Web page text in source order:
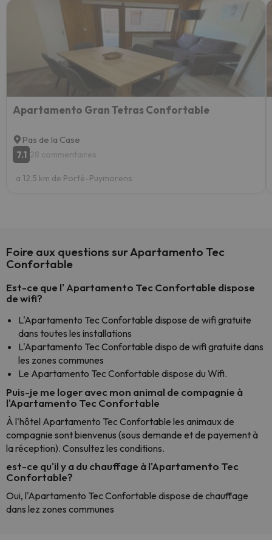
Apartamento Gran Tetras Confortable
Pas de la Case
7.1 28 commentaires
a 12.5 km de Porté-Puymorens
Foire aux questions sur Apartamento Tec
Confortable
Est-ce que l' Apartamento Tec Confortable dispose
de wifi?
L'Apartamento Tec Confortable dispose de wifi gratuite
dans toutes les installations
L'Apartamento Tec Confortable dispo de wifi gratuite dans
les zones communes
Le Apartamento Tec Confortable dispose du Wifi.
Puis-je me loger avec mon animal de compagnie à
l'Apartamento Tec Confortable
À l'hôtel Apartamento Tec Confortable les animaux de
compagnie sont bienvenus (sous demande et de payement à
la réception). Consultez les conditions.
est-ce qu'il y a du chauffage à l'Apartamento Tec
Confortable?
Oui, l'Apartamento Tec Confortable dispose de chauffage
dans lez zones communes